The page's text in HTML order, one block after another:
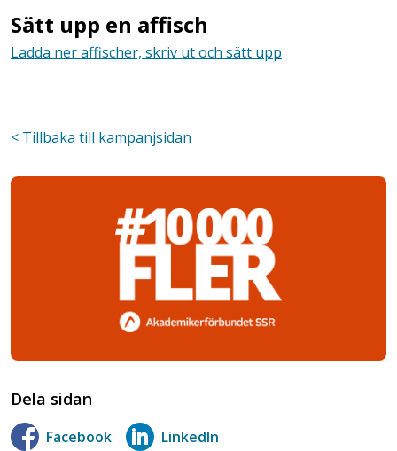
Sätt upp en affisch
Ladda ner affischer, skriv ut och sätt upp
< Tillbaka till kampanjsidan
Dela sidan
Facebook LinkedIn